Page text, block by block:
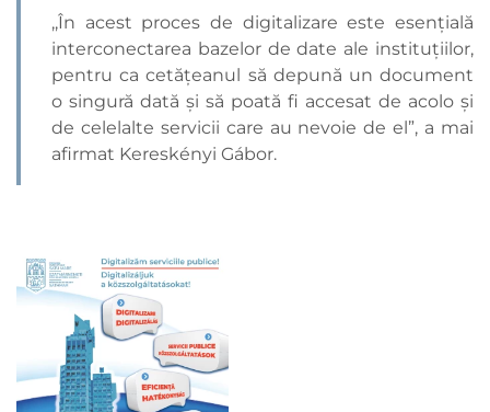
,,În acest proces de digitalizare este esențială
interconectarea bazelor de date ale instituțiilor,
pentru ca cetățeanul să depună un document
o singură dată și să poată fi accesat de acolo și
de celelalte servicii care au nevoie de el”, a mai
afirmat Kereskényi Gábor.